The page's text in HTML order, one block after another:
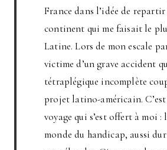
France dans l’idée de
continent qui me faisait le
Latine. Lors de mon escale
victime d’un grave accident
tétraplégique incomplète
projet latino-américain.
voyage qui s’est offert à moi :
monde du handicap, aussi